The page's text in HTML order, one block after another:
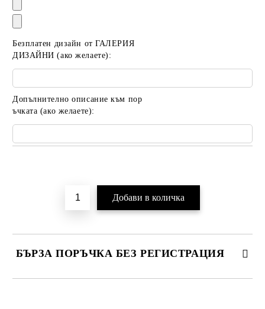
Безплатен дизайн от ГАЛЕРИЯ
ДИЗАЙНИ (ако желаете):
Допълнително описание към пор
ъчката (ако желаете):
БЪРЗА ПОРЪЧКА БЕЗ РЕГИСТРАЦИЯ